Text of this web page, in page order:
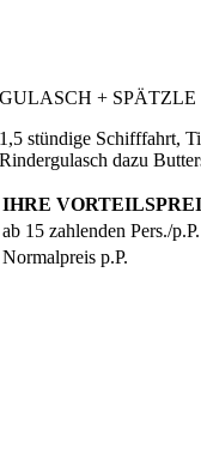
GULASCH + SPÄTZLE
1,5 stündige Schifffahrt,
Rindergulasch dazu
IHRE
ab 15 zahlenden Pers./p.P.
Normalpreis p.P.